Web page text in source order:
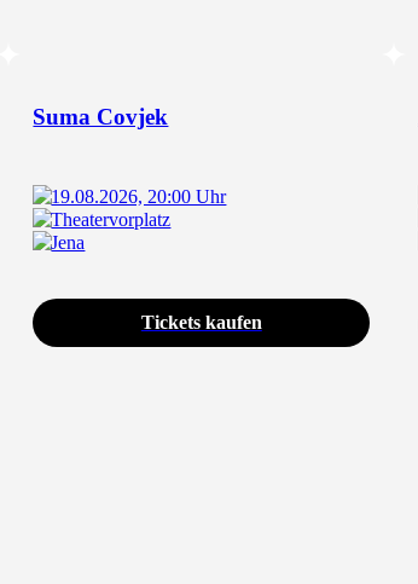
Suma Covjek
19.08.2026, 20:00 Uhr
Theatervorplatz
Jena
Tickets kaufen